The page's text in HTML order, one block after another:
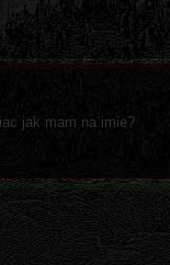
jak mam na imie?